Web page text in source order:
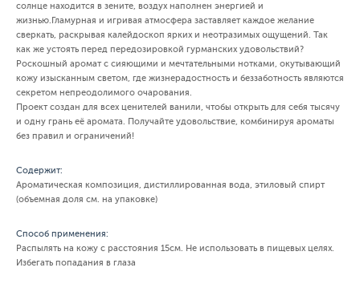
солнце находится в зените, воздух наполнен энергией и
жизнью.Гламурная и игривая атмосфера заставляет каждое желание
сверкать, раскрывая калейдоскоп ярких и неотразимых ощущений. Так
как же устоять перед передозировкой гурманских удовольствий?
Роскошный аромат с сияющими и мечтательными нотками, окутывающий
кожу изысканным светом, где жизнерадостность и беззаботность являются
секретом непреодолимого очарования.
Проект создан для всех ценителей ванили, чтобы открыть для себя тысячу
и одну грань её аромата. Получайте удовольствие, комбинируя ароматы
без правил и ограничений!
Содержит:
Ароматическая композиция, дистиллированная вода, этиловый спирт
(объемная доля см. на упаковке)
Способ применения:
Распылять на кожу с расстояния 15см. Не использовать в пищевых целях.
Избегать попадания в глаза